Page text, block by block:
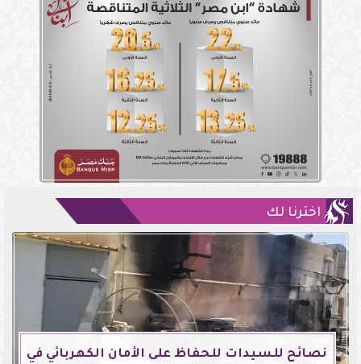
اخترنا لك
نصائح للسيدات للحفاظ على الأمان الكهربائي في